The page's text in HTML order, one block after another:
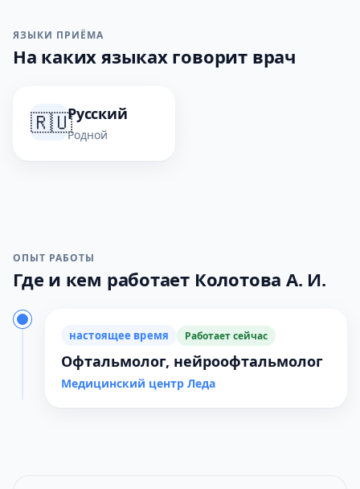
ЯЗЫКИ ПРИЁМА
На каких языках говорит врач
🇷🇺Русский
Родной
ОПЫТ РАБОТЫ
Где и кем работает Колотова А. И.
настоящее время Работает сейчас
Офтальмолог, нейроофтальмолог
Медицинский центр Леда